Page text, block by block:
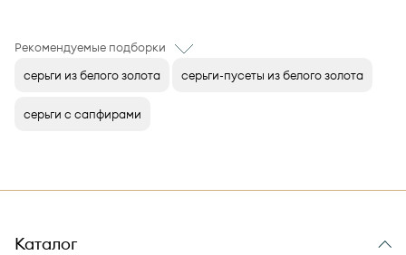
Рекомендуемые подборки
серьги из белого золота
серьги-пусеты из белого золота
серьги с сапфирами
Каталог